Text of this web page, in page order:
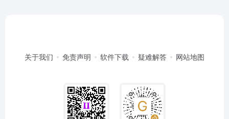
关于我们 免责声明 软件下载 疑难解答 网站地图